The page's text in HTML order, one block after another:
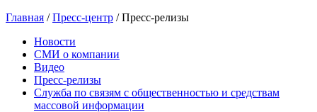
Главная /Пресс-центр / Пресс-релизы
Новости
СМИ о компании
Видео
Пресс-релизы
Служба по связям с общественностью и средствам
массовой информации